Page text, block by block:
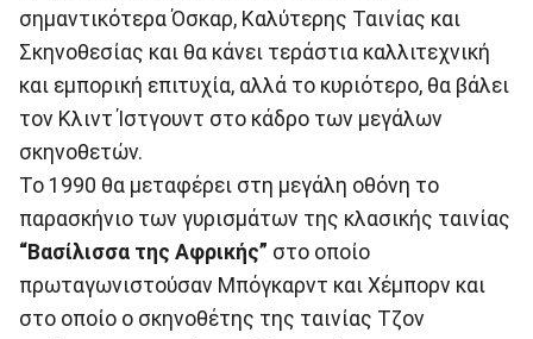
σημαντικότερα Όσκαρ, Καλύτερης Ταινίας και
Σκηνοθεσίας και θα κάνει τεράστια καλλιτεχνική
και εμπορική επιτυχία, αλλά το κυριότερο, θα βάλει
τον Κλιντ Ίστγουντ στο κάδρο των μεγάλων
σκηνοθετών.
Το 1990 θα μεταφέρει στη μεγάλη οθόνη το
παρασκήνιο των γυρισμάτων της κλασικής ταινίας
“Βασίλισσα της Αφρικής” στο οποίο
πρωταγωνιστούσαν Μπόγκαρντ και Χέμπορν και
στο οποίο ο σκηνοθέτης της ταινίας Τζον